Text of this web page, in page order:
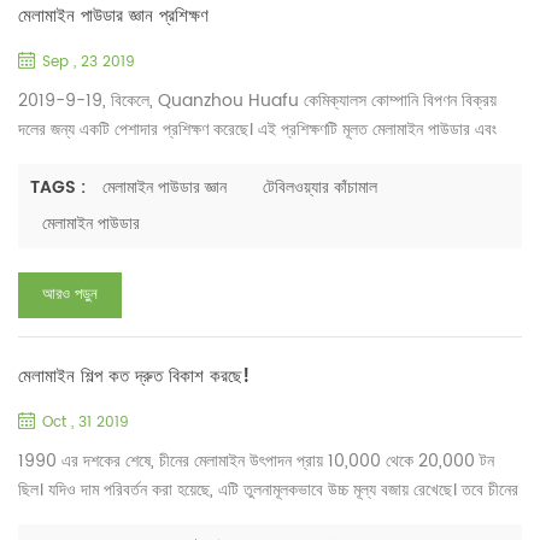
মেলামাইন পাউডার জ্ঞান প্রশিক্ষণ
Sep , 23 2019
2019-9-19, বিকেলে, Quanzhou Huafu কেমিক্যালস কোম্পানি বিপণন বিক্রয়
দলের জন্য একটি পেশাদার প্রশিক্ষণ করেছে। এই প্রশিক্ষণটি মূলত মেলামাইন পাউডার এবং
প্রশিক্ষণ চলে ৩ ঘণ্টা। বিপণন কর্মীরা গ্রাহকদের বিভিন্ন অনুষ্ঠানে ব্যবহৃত মেলামাইন
টেবিলওয়্যারের প্রয়োজনীয়তা নিয়ে আলোচনা করেছেন, যেমন ক্যাটারিং (ফাস্ট ফুড) চেইন ...
TAGS : মেলামাইন পাউডার জ্ঞান
টেবিলওয়্যার কাঁচামাল
মেলামাইন পাউডার
আরও পড়ুন
মেলামাইন শিল্প কত দ্রুত বিকাশ করছে!
Oct , 31 2019
1990 এর দশকের শেষে, চীনের মেলামাইন উৎপাদন প্রায় 10,000 থেকে 20,000 টন
ছিল। যদিও দাম পরিবর্তন করা হয়েছে, এটি তুলনামূলকভাবে উচ্চ মূল্য বজায় রেখেছে। তবে চীনের